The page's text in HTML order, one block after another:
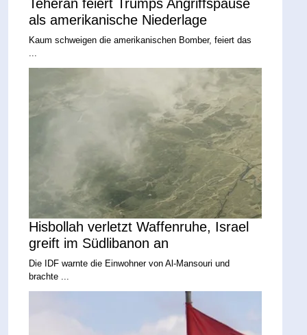
Teheran feiert Trumps Angriffspause
als amerikanische Niederlage
Kaum schweigen die amerikanischen Bomber, feiert das
...
Hisbollah verletzt Waffenruhe, Israel
greift im Südlibanon an
Die IDF warnte die Einwohner von Al-Mansouri und
brachte ...